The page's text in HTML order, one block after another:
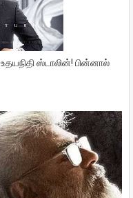
உதயநிதி ஸ்டாலின்! பின்னால்